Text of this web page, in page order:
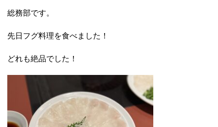
総務部です。
先日フグ料理を食べました！
どれも絶品でした！